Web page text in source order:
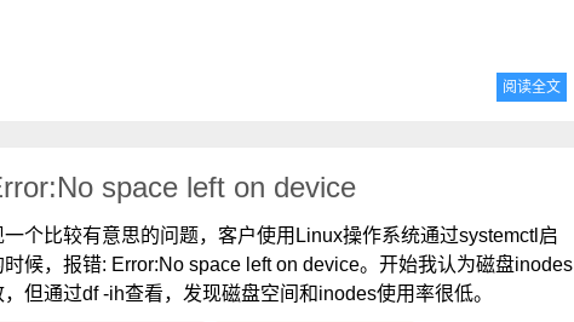
阅读全文
space left on device
个比较有意思的问题，客户使用Linux操作系统通过systemctl启
候，报错: Error:No space left on device。开始我认为磁盘inodes
但通过df -ih查看，发现磁盘空间和inodes使用率很低。